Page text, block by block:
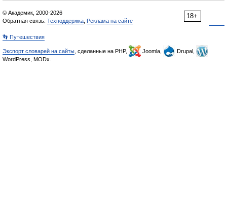
18+
© Академик, 2000-2026
Обратная связь: Техподдержка Реклама на сайте
👣 Путешествия
Экспорт словарей на сайты , сделанные на PHP, Joomla,
Drupal,
WordPress, MODx.